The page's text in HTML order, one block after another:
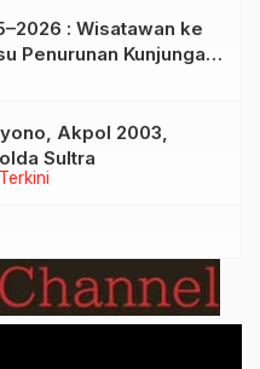
: Wisatawan ke
Penurunan Kunjungan
Terkini
Akpol 2003,
Sultra